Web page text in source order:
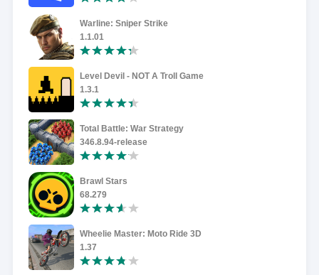
Warline: Sniper Strike
1.1.01
Level Devil - NOT A Troll Game
1.3.1
Total Battle: War Strategy
346.8.94-release
Brawl Stars
68.279
Wheelie Master: Moto Ride 3D
1.37